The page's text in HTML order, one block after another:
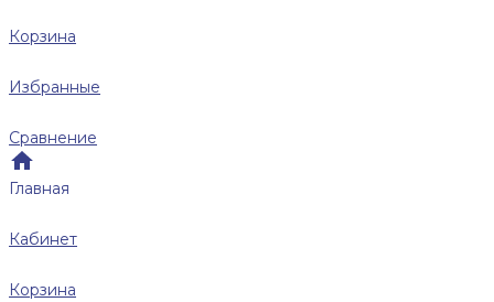
Корзина
Избранные
Сравнение
Главная
Кабинет
Корзина